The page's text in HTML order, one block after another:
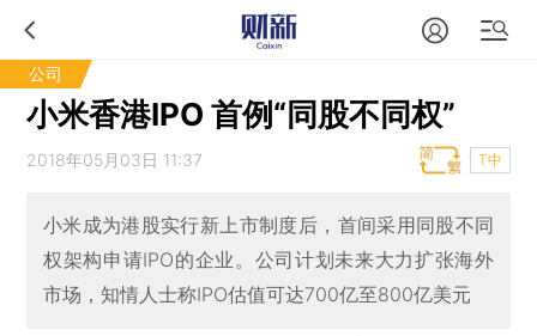
公司
小米香港IPO 首例“同股不同权”
2018年05月03日 11:37 T中
小米成为港股实行新上市制度后，首间采用同股不同
权架构申请IPO的企业。公司计划未来大力扩张海外
市场，知情人士称IPO估值可达700亿至800亿美元